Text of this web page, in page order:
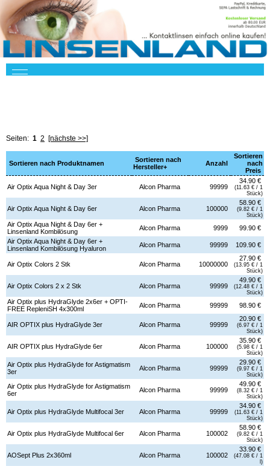
Seiten: 1 2 [nächste >>]
Sortieren nach Produktnamen
Sortieren nach
Hersteller+
Anzahl
Sortieren
nach
Preis
Air Optix Aqua Night & Day 3er Alcon Pharma 99999
34.90 €
(11.63 € / 1
Stück)
Air Optix Aqua Night & Day 6er Alcon Pharma 100000
58.90 €
(9.82 € / 1
Stück)
Air Optix Aqua Night & Day 6er +
Linsenland Kombilösung
Alcon Pharma 9999
99.90 €
Air Optix Aqua Night & Day 6er +
Linsenland Kombilösung Hyaluron
Alcon Pharma 99999 109.90 €
Air Optix Colors 2 Stk Alcon Pharma 10000000
27.90 €
(13.95 € / 1
Stück)
Air Optix Colors 2 x 2 Stk Alcon Pharma 99999
49.90 €
(12.48 € / 1
Stück)
Air Optix plus HydraGlyde 2x6er + OPTI-
FREE RepleniSH 4x300ml
Alcon Pharma 99999 98.90 €
AIR OPTIX plus HydraGlyde 3er Alcon Pharma 99999
20.90 €
(6.97 € / 1
Stück)
AIR OPTIX plus HydraGlyde 6er Alcon Pharma 100000
35.90 €
(5.98 € / 1
Stück)
Air Optix plus HydraGlyde for Astigmatism
3er
Alcon Pharma 99999
29.90 €
(9.97 € / 1
Stück)
Air Optix plus HydraGlyde for Astigmatism
6er
Alcon Pharma 99999
49.90 €
(8.32 € / 1
Stück)
Air Optix plus HydraGlyde Multifocal 3er Alcon Pharma 99999
34.90 €
(11.63 € / 1
Stück)
Air Optix plus HydraGlyde Multifocal 6er Alcon Pharma 100002
58.90 €
(9.82 € / 1
Stück)
AOSept Plus 2x360ml Alcon Pharma 100002
33.90 €
(47.08 € / 1
l)